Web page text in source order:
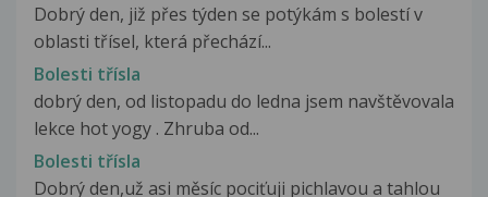
Dobrý den, již přes týden se potýkám s bolestí v
oblasti třísel, která přechází...
Bolesti třísla
dobrý den, od listopadu do ledna jsem navštěvovala
lekce hot yogy . Zhruba od...
Bolesti třísla
Dobrý den,už asi měsíc pociťuji pichlavou a tahlou